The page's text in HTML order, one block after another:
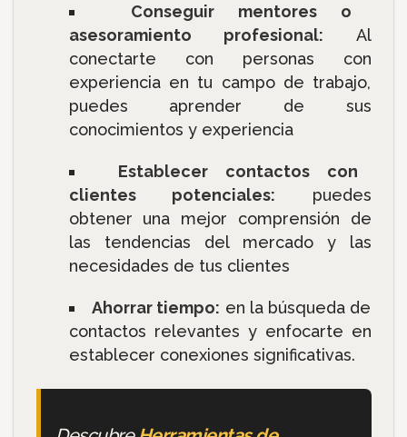
Conseguir mentores o
asesoramiento profesional: Al
conectarte con personas con
experiencia en tu campo de trabajo,
puedes aprender de sus
conocimientos y experiencia
Establecer contactos con
clientes potenciales: puedes
obtener una mejor comprensión de
las tendencias del mercado y las
necesidades de tus clientes
Ahorrar tiempo: en la búsqueda de
contactos relevantes y enfocarte en
establecer conexiones significativas.